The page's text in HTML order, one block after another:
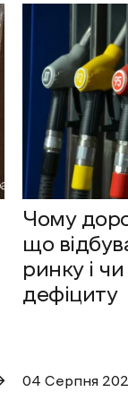
Чому
що
ринку і
дефіциту
04 Cерпня